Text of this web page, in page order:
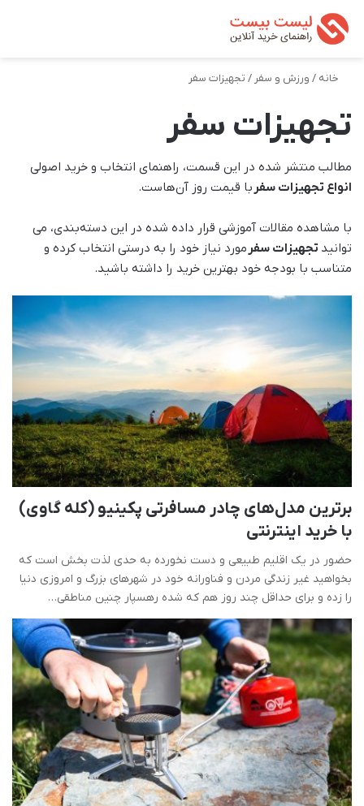
خانه / ورزش و سفر / تجهیزات سفر
تجهیزات سفر
مطالب منتشر شده در این قسمت، راهنمای انتخاب و خرید اصولی
انواع تجهیزات سفربا قیمت روز آن‌هاست.
با مشاهده مقالات آموزشی قرار داده شده در این دسته‌بندی، می
توانید تجهیزات سفرمورد نیاز خود را به درستی انتخاب کرده و
متناسب با بودجه خود بهترین خرید را داشته باشید.
برترین مدل‌های چادر مسافرتی پکینیو (کله گاوی)
با خرید اینترنتی
حضور در یک اقلیم طبیعی و دست نخورده به حدی لذت بخش است که
بخواهید غیر زندگی مردن و فناورانه خود در شهرهای بزرگ و امروزی دنیا
را زده و برای حداقل چند روز هم که شده رهسپار چنین مناطقی…